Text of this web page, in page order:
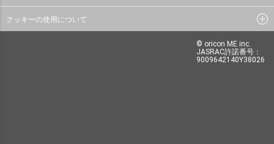
クッキーの使用について
© oricon ME inc.
JASRAC許諾番号：
9009642140Y38026